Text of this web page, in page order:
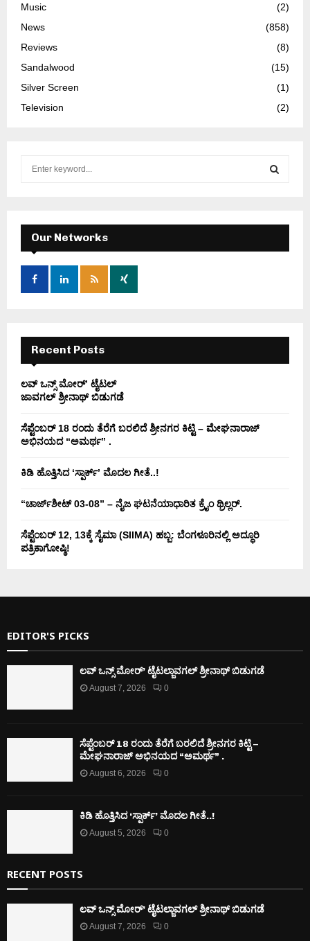
Music
(2)
News
(858)
Reviews
(8)
Sandalwood
(15)
Silver Screen
(1)
Television
(2)
f
o
:
E
A
H
Our Networks
Recent Posts
ಲವ್ ಒನ್ಸ್ ಮೋರ್’ ಟೈಟಲ್
ಜಾವಗಲ್ ಶ್ರೀನಾಥ್ ಬಿಡುಗಡೆ
ಸೆಪ್ಟೆಂಬರ್ 18 ರಂದು ತೆರೆಗೆ ಬರಲಿದೆ ಶ್ರೀನಗರ ಕಿಟ್ಟಿ – ಮೇಘನಾರಾಜ್
ಅಭಿನಯದ “ಅಮರ್ಥ” .
ಕಿಡಿ‌‌ ಹೊತ್ತಿಸಿದ ‘ಸ್ಪಾರ್ಕ್’ ಮೊದಲ‌ ಗೀತೆ..!
“ಚಾರ್ಜ್‌ಶೀಟ್ 03-08” – ನೈಜ ಘಟನೆಯಾಧಾರಿತ ಕ್ರೈಂ ಥ್ರಿಲ್ಲರ್.
ಸೆಪ್ಟೆಂಬರ್ 12, 13ಕ್ಕೆ ಸೈಮಾ (SIIMA) ಹಬ್ಬ: ಬೆಂಗಳೂರಿನಲ್ಲಿ ಅದ್ಧೂರಿ
ಪತ್ರಿಕಾಗೋಷ್ಠಿ!
EDITOR'S PICKS
ಲವ್ ಒನ್ಸ್ ಮೋರ್’ ಟೈಟಲ್ಜಾವಗಲ್ ಶ್ರೀನಾಥ್ ಬಿಡುಗಡೆ
August 7, 2026 0
ಸೆಪ್ಟೆಂಬರ್ 18 ರಂದು ತೆರೆಗೆ ಬರಲಿದೆ ಶ್ರೀನಗರ ಕಿಟ್ಟಿ –
ಮೇಘನಾರಾಜ್ ಅಭಿನಯದ “ಅಮರ್ಥ” .
August 6, 2026 0
ಕಿಡಿ‌‌ ಹೊತ್ತಿಸಿದ ‘ಸ್ಪಾರ್ಕ್’ ಮೊದಲ‌ ಗೀತೆ..!
August 5, 2026 0
RECENT POSTS
ಲವ್ ಒನ್ಸ್ ಮೋರ್’ ಟೈಟಲ್ಜಾವಗಲ್ ಶ್ರೀನಾಥ್ ಬಿಡುಗಡೆ
August 7, 2026 0